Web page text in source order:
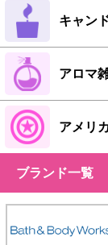
キャン
アロマ
アメリ
ブランド一覧